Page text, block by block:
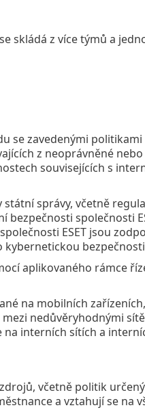
skládá z více týmů a
se zavedenými
z neoprávněné
souvisejících s
správy, včetně
společnosti
ESET jsou
aplikovaného rámce
na mobilních
nedůvěryhodnými
interních sítích a
včetně politik
a vztahují se na